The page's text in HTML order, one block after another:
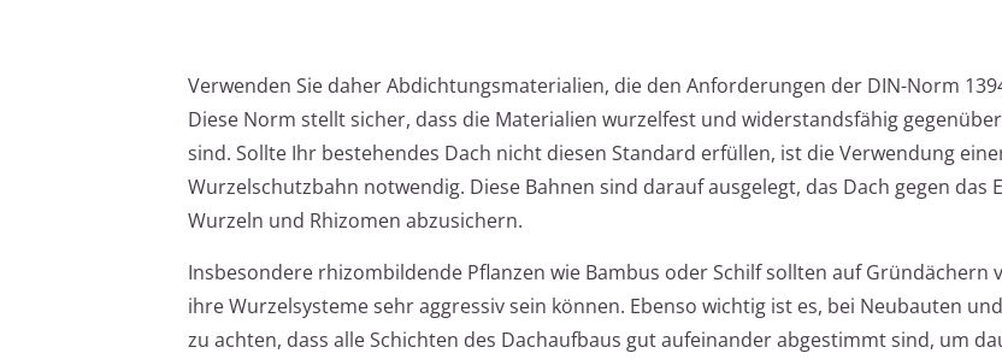
Verwenden Sie daher Abdichtungsmaterialien, die den Anforderungen der DIN-Norm
Diese Norm stellt sicher, dass die Materialien wurzelfest und widerstandsfähig
sind. Sollte Ihr bestehendes Dach nicht diesen Standard erfüllen, ist die Verwendung
Wurzelschutzbahn notwendig. Diese Bahnen sind darauf ausgelegt, das Dach gegen das
Wurzeln und Rhizomen abzusichern.
Insbesondere rhizombildende Pflanzen wie Bambus oder Schilf sollten auf Gründächern
ihre Wurzelsysteme sehr aggressiv sein können. Ebenso wichtig ist es, bei Neubauten
zu achten, dass alle Schichten des Dachaufbaus gut aufeinander abgestimmt sind, um